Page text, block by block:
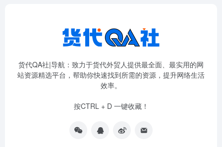
货代QA社|导航：致力于货代外贸人提供最全面、最实用的网
站资源精选平台，帮助你快速找到所需的资源，提升网络生活
效率。
按CTRL + D 一键收藏！